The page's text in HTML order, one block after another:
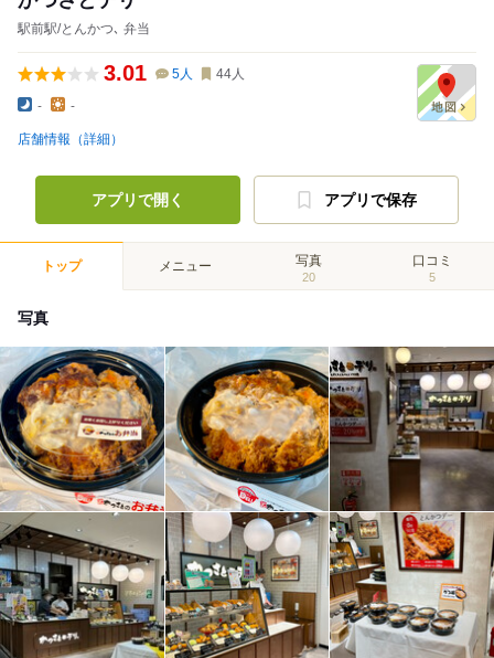
駅前駅/とんかつ､ 弁当
3.01 5人 44人
- -
店舗情報（詳細）
アプリで開く アプリで保存
トップ メニュー 写真
20
口コミ
5
写真